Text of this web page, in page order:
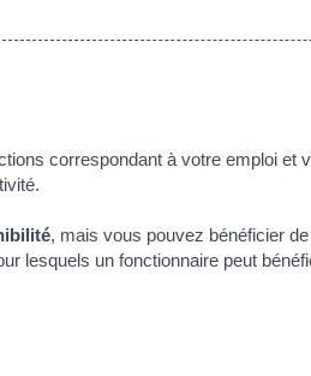
correspondant à votre emploi et
, mais vous pouvez bénéficier de
lesquels un fonctionnaire peut